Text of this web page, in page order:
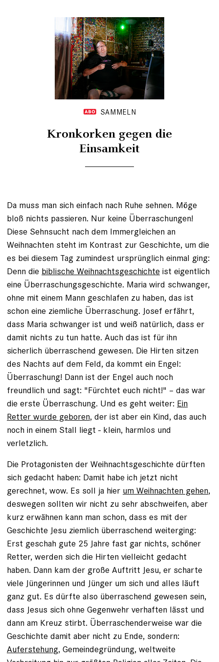
SAMMELN
Kronkorken gegen die
Einsamkeit
Da muss man sich einfach nach Ruhe sehnen. Möge
bloß nichts passieren. Nur keine Überraschungen!
Diese Sehnsucht nach dem Immergleichen an
Weihnachten steht im Kontrast zur Geschichte, um die
es bei diesem Tag zumindest ursprünglich einmal ging:
Denn die biblische Weihnachtsgeschichte ist eigentlich
eine Überraschungsgeschichte. Maria wird schwanger,
ohne mit einem Mann geschlafen zu haben, das ist
schon eine ziemliche Überraschung. Josef erfährt,
dass Maria schwanger ist und weiß natürlich, dass er
damit nichts zu tun hatte. Auch das ist für ihn
sicherlich überraschend gewesen. Die Hirten sitzen
des Nachts auf dem Feld, da kommt ein Engel:
Überraschung! Dann ist der Engel auch noch
freundlich und sagt: "Fürchtet euch nicht!" – das war
die erste Überraschung. Und es geht weiter: Ein
Retter wurde geboren, der ist aber ein Kind, das auch
noch in einem Stall liegt - klein, harmlos und
verletzlich.
Die Protagonisten der Weihnachtsgeschichte dürften
sich gedacht haben: Damit habe ich jetzt nicht
gerechnet, wow. Es soll ja hier um Weihnachten gehen,
deswegen sollten wir nicht zu sehr abschweifen, aber
kurz erwähnen kann man schon, dass es mit der
Geschichte Jesu ziemlich überraschend weiterging:
Erst geschah gute 25 Jahre fast gar nichts, schöner
Retter, werden sich die Hirten vielleicht gedacht
haben. Dann kam der große Auftritt Jesu, er scharte
viele Jüngerinnen und Jünger um sich und alles läuft
ganz gut. Es dürfte also überraschend gewesen sein,
dass Jesus sich ohne Gegenwehr verhaften lässt und
dann am Kreuz stirbt. Überraschenderweise war die
Geschichte damit aber nicht zu Ende, sondern:
Auferstehung, Gemeindegründung, weltweite